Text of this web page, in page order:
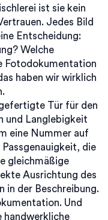
ist sie kein
Jedes Bild
Entscheidung:
Welche
Fotodokumentation
haben wir wirklich
Tür für den
und Langlebigkeit
eine Nummer auf
die
gleichmäßige
Ausrichtung des
in der Beschreibung.
Und
handwerkliche